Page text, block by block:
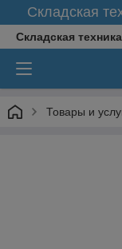
Складская
Складская
Товары и